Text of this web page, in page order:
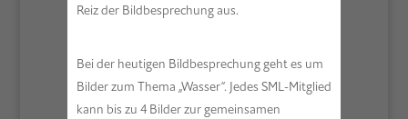
Reiz der Bildbesprechung aus.
Bei der heutigen Bildbesprechung geht es um
Bilder zum Thema „Wasser“. Jedes SML-Mitglied
kann bis zu 4 Bilder zur gemeinsamen